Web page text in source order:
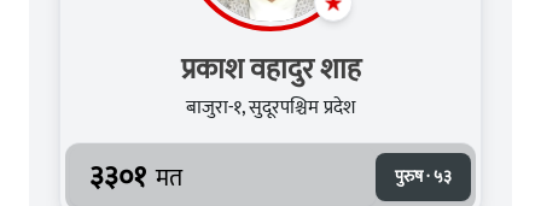
प्रकाश वहादुर शाह
बाजुरा-१, सुदूरपश्चिम प्रदेश
३३०१ मत पुरुष · ५३